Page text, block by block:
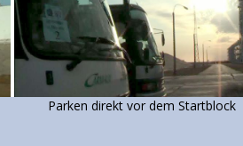
direkt vor dem Startblock